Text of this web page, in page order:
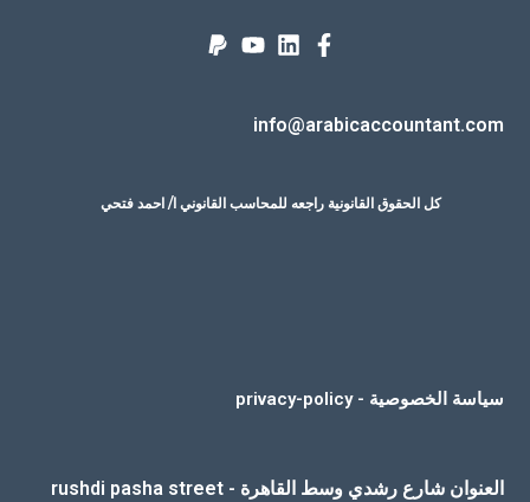
info@arabicaccountant.com
كل الحقوق القانونية راجعه للمحاسب القانوني ا/ احمد فتحي
سياسة الخصوصية - privacy-policy
العنوان شارع رشدي وسط القاهرة - rushdi pasha street